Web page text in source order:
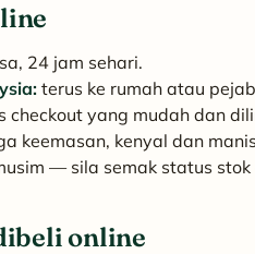
24 jam sehari.
terus ke rumah atau
checkout yang mudah dan
keemasan, kenyal dan
— sila semak status
online